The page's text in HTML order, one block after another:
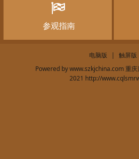
参观指南
电脑版 |
触屏版
Powered bywww.szkjchina.com 重庆
2021 http://